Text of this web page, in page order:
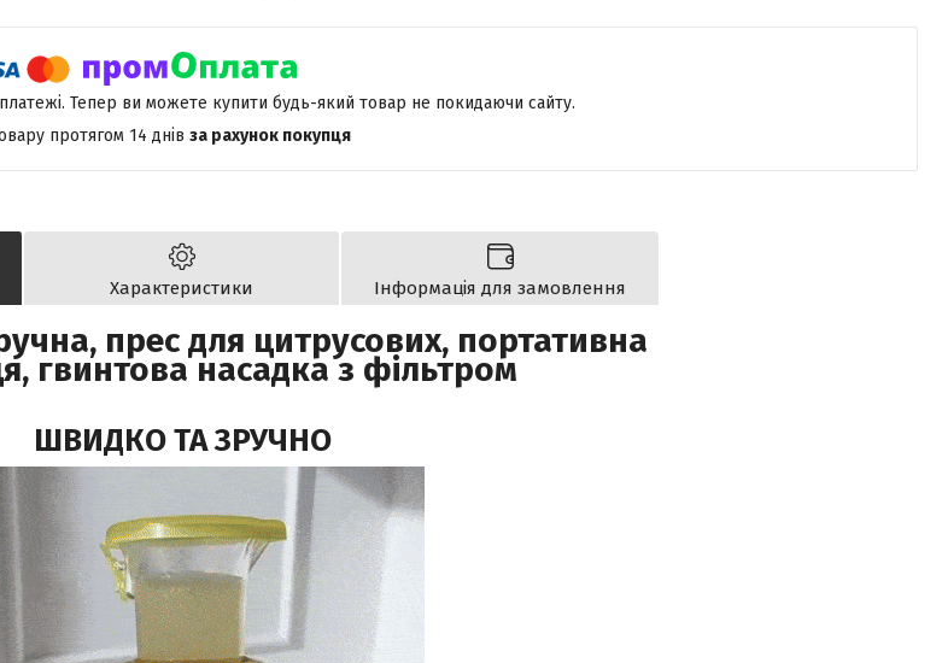
платежі. Тепер ви можете купити будь-який товар не покидаючи сайту.
протягом 14 днів за рахунок покупця
Характеристики Інформація для замовлення
прес для цитрусових, портативна
гвинтова насадка з фільтром
ШВИДКО ТА ЗРУЧНО